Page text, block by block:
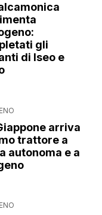
gli
di Iseo e
arriva
trattore a
autonoma e a